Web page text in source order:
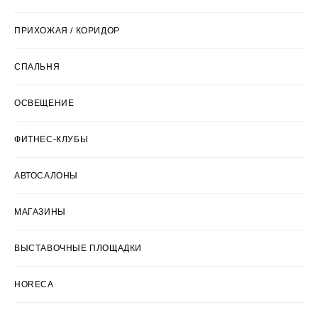
ПРИХОЖАЯ / КОРИДОР
СПАЛЬНЯ
ОСВЕЩЕНИЕ
ФИТНЕС-КЛУБЫ
АВТОСАЛОНЫ
МАГАЗИНЫ
ВЫСТАВОЧНЫЕ ПЛОЩАДКИ
HORECA